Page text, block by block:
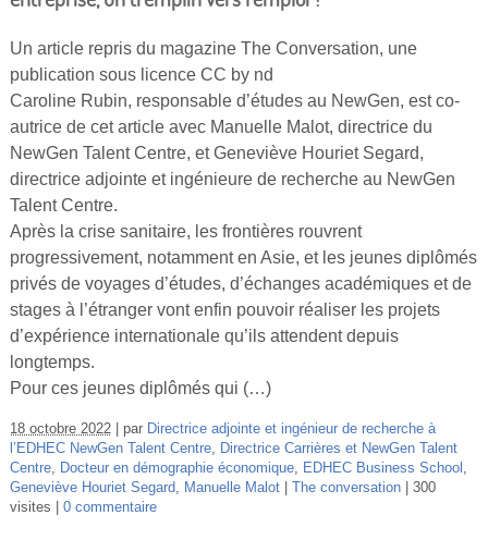
Vidéos
S’inscrire
Se connecter
Un article repris du magazine The Conversation, une
publication sous licence CC by nd
Caroline Rubin, responsable d’études au NewGen, est co-
autrice de cet article avec Manuelle Malot, directrice du
NewGen Talent Centre, et Geneviève Houriet Segard,
directrice adjointe et ingénieure de recherche au NewGen
Talent Centre.
Après la crise sanitaire, les frontières rouvrent
progressivement, notamment en Asie, et les jeunes diplômés
privés de voyages d’études, d’échanges académiques et de
stages à l’étranger vont enfin pouvoir réaliser les projets
d’expérience internationale qu’ils attendent depuis
longtemps.
Pour ces jeunes diplômés qui (…)
18 octobre 2022 par Directrice adjointe et ingénieur de recherche à
l’EDHEC NewGen Talent Centre,
Directrice Carrières et NewGen Talent
Centre, Docteur en démographie économique, EDHEC Business School
Geneviève Houriet Segard
Manuelle Malot The conversation
300
visites
0 commentaire